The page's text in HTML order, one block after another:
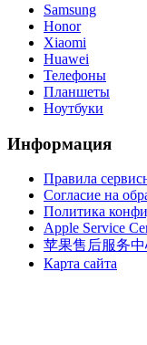
Samsung
Honor
Xiaomi
Huawei
Телефоны
Планшеты
Ноутбуки
Информация
Правила
Согласие на
Политика
Apple Service
苹果售后服务
Карта сайта